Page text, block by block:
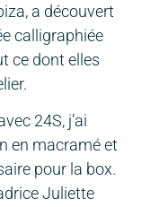
a découvert
calligraphiée
ce dont elles
24S, j’ai
en macramé et
pour la box.
Juliette